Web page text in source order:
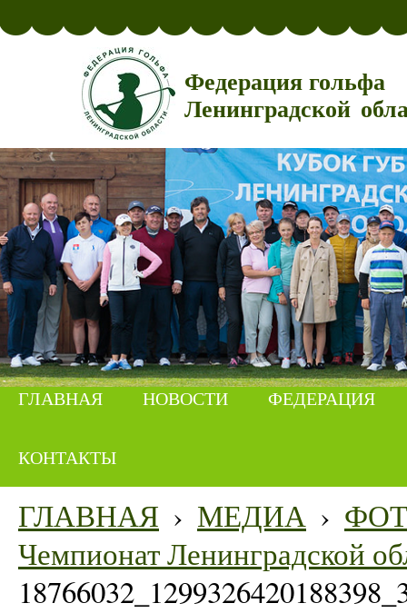
Федерация гольфа
Ленинградской
ГЛАВНАЯ НОВОСТИ ФЕДЕРАЦИЯ
КОНТАКТЫ
ГЛАВНАЯ › МЕДИА ›
Чемпионат Ленинградской